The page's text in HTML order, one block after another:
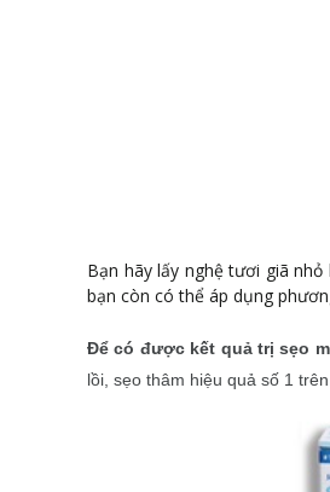
Bạn hãy lấy nghệ tươi giã
bạn còn có thể áp dụng
Để có được kết quả trị sẹo
lồi, sẹo thâm hiệu quả số 1